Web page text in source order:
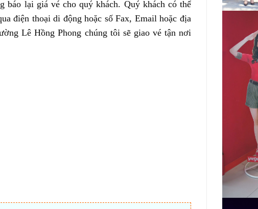
báo lại giá vé cho quý khách. Quý khách có thể
điện thoại di động hoặc số Fax, Email hoặc địa
Lê Hồng Phong chúng tôi sẽ giao vé tận nơi